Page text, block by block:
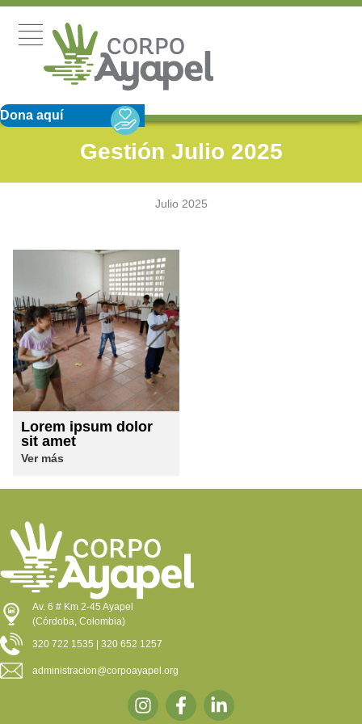
Dona aquí
Gestión Julio 2025
Julio 2025
Lorem ipsum dolor
sit amet
Ver más
Av. 6 # Km 2-45 Ayapel
(Córdoba, Colombia)
320 722 1535 | 320 652 1257
administracion@corpoayapel.org